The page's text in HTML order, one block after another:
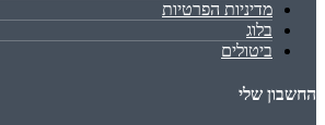
מדיניות הפרטיות
בלוג
ביטולים
החשבון שלי